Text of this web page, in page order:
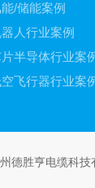
能/储能案例
人行业案例
半导体行业案
飞行器行业案
德胜亨电缆科技